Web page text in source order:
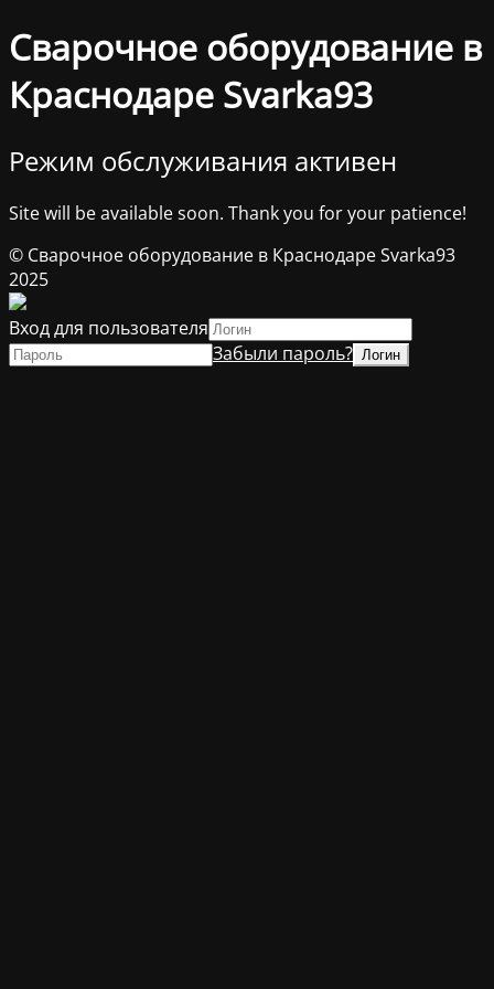
Сварочное оборудование в
Краснодаре Svarka93
Режим обслуживания активен
Site will be available soon. Thank you for your patience!
© Сварочное оборудование в Краснодаре Svarka93
2025
Вход для пользователя
Забыли пароль?